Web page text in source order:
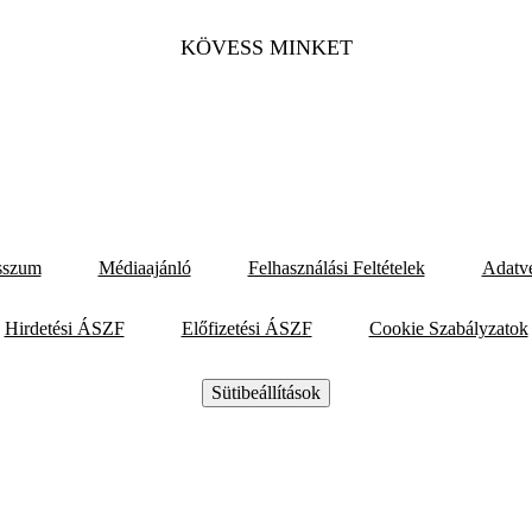
KÖVESS MINKET
Médiaajánló Felhasználási Feltételek
Hirdetési ÁSZF Előfizetési ÁSZF Cookie Szabályzatok
Sütibeállítások